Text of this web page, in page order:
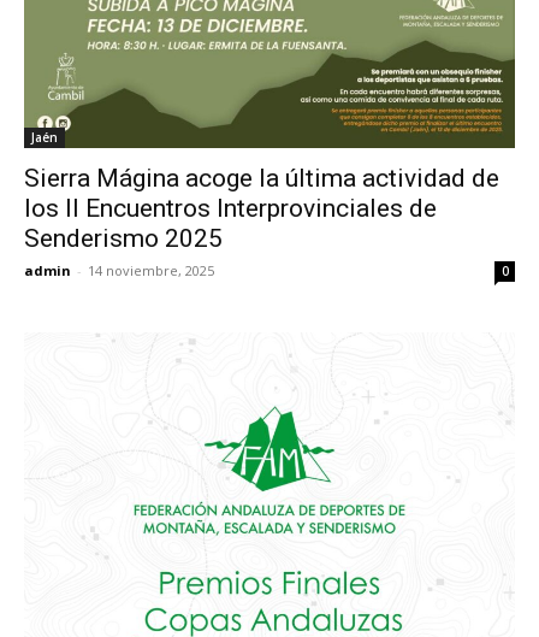
Jaén
Sierra Mágina acoge la última actividad de
los II Encuentros Interprovinciales de
Senderismo 2025
admin - 14 noviembre, 2025 0